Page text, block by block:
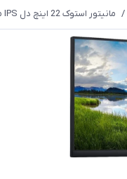
/ مانیتور استوک 22 اینچ دل IPS مدل HDMI Dell P2222H